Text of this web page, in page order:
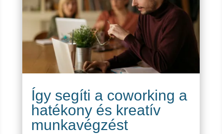
Így segíti a coworking a
hatékony és kreatív
munkavégzést